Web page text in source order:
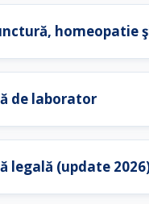
homeopatie
de laborator
legală (update